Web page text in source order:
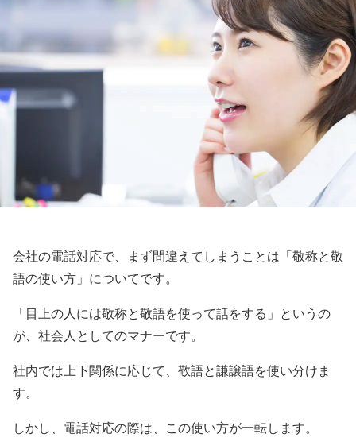
会社の電話対応で、まず間違えてしまうことは「敬称と敬
語の使い方」についてです。
「目上の人には敬称と敬語を使って話をする」というの
が、社会人としてのマナーです。
社内では上下関係に応じて、敬語と謙譲語を使い分けま
す。
しかし、電話対応の際は、この使い方が一転します。